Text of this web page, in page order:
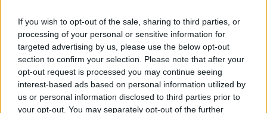
If you wish to opt-out of the sale, sharing to third parties, or
processing of your personal or sensitive information for
targeted advertising by us, please use the below opt-out
section to confirm your selection. Please note that after your
opt-out request is processed you may continue seeing
interest-based ads based on personal information utilized by
us or personal information disclosed to third parties prior to
your opt-out. You may separately opt-out of the further
Herrängens Gård. Cecilia […]
Publicerad 08:47, 13 januari 2019
Två nya badplatser på gång
ÄLVSJÖ LILJEHOLMEN MARIEVIK ÖRNSBERG